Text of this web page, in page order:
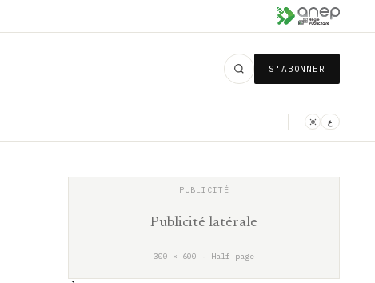
S'ABONNER
ع
Publicité latérale
300 × 600 · Half-page